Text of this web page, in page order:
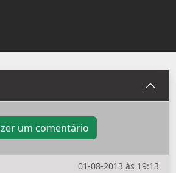
um comentário
01-08-2013 às 19:13